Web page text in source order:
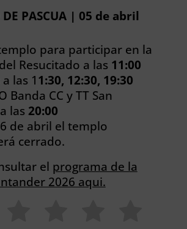
PASCUA | 05 de abril
para participar en la
Resucitado a las 11:00
las 1 1:30, 12:30, 19:30
Banda CC y TT San
las 20:00
de abril el templo
cerrado.
el programa de la
2026 aqui.